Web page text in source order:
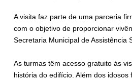
A visita faz parte de uma parceria
com o objetivo de proporcionar
Secretaria Municipal de Assistência
As turmas têm acesso gratuito às
história do edifício. Além dos